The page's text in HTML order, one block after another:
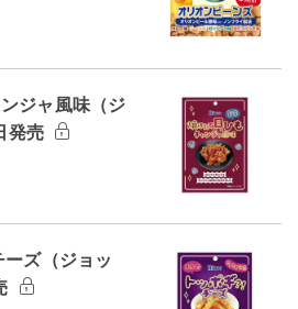
ジャ風味（ジ
発売
ズ（ジョッ